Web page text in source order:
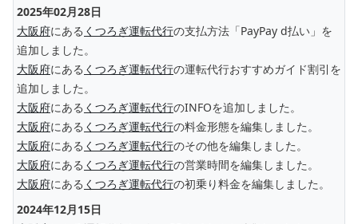
2025年02月28日
大阪府にある くつろぎ運転代行の支払方法「PayPay d払い」を
追加しました。
大阪府にある くつろぎ運転代行の運転代行おすすめガイド割引を
追加しました。
大阪府にある くつろぎ運転代行のINFOを追加しました。
大阪府にある くつろぎ運転代行の料金形態を編集しました。
大阪府にある くつろぎ運転代行のその他を編集しました。
大阪府にある くつろぎ運転代行の営業時間を編集しました。
大阪府にある くつろぎ運転代行の初乗り料金を編集しました。
2024年12月15日